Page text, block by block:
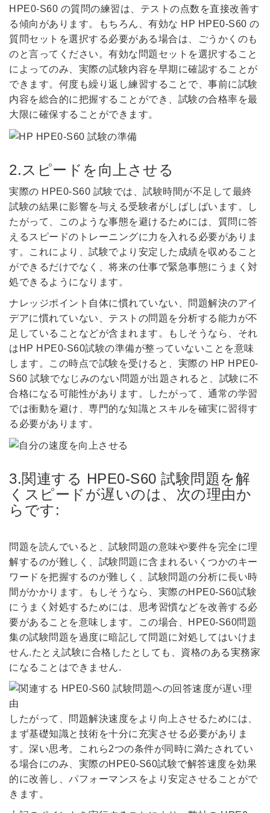
HPE0-S60 の質問の練習は、テストの点数を直接改善す
る傾向があります。もちろん、有効な HP HPE0-S60 の
質問セットを選択する必要がある場合は、ごうかくのも
のと言ってください。有効な問題セットを選択すること
によってのみ、実際の試験内容を早期に確認することが
できます。何度も繰り返し練習することで、事前に試験
内容を総合的に把握することができ、試験の合格率を最
大限に確保することができます。
2.スピードを向上させる
実際の HPE0-S60 試験では、試験時間が不足して最終
試験の結果に影響を与える受験者がしばしばいます。し
たがって、このような事態を避けるためには、質問に答
えるスピードのトレーニングに力を入れる必要がありま
す。これにより、試験でより安定した成績を収めること
ができるだけでなく、将来の仕事で緊急事態にうまく対
処できるようになります。
ナレッジポイント自体に慣れていない、問題解決のアイ
デアに慣れていない、テストの問題を分析する能力が不
足していることなどが含まれます。もしそうなら、それ
はHP HPE0-S60試験の準備が整っていないことを意味
します。この時点で試験を受けると、実際の HP HPE0-
S60 試験でなじみのない問題が出題されると、試験に不
合格になる可能性があります。したがって、通常の学習
では衝動を避け、専門的な知識とスキルを確実に習得す
る必要があります。
3.関連する HPE0-S60 試験問題を解
くスピードが遅いのは、次の理由か
らです:
問題を読んでいると、試験問題の意味や要件を完全に理
解するのが難しく、試験問題に含まれるいくつかのキー
ワードを把握するのが難しく、試験問題の分析に長い時
間がかかります。もしそうなら、実際のHPE0-S60試験
にうまく対処するためには、思考習慣などを改善する必
要があることを意味します。この場合、HPE0-S60問題
集の試験問題を過度に暗記して問題に対処してはいけま
せん.たとえ試験に合格したとしても、資格のある実務家
になることはできません.
したがって、問題解決速度をより向上させるためには、
まず基礎知識と技術を十分に充実させる必要がありま
す。深い思考。これら2つの条件が同時に満たされてい
る場合にのみ、実際のHPE0-S60試験で解答速度を効果
的に改善し、パフォーマンスをより安定させることがで
きます。